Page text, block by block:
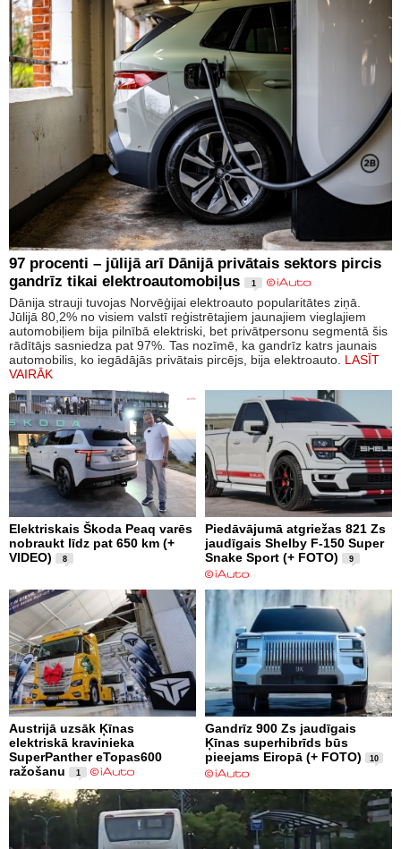
97 procenti – jūlijā arī Dānijā privātais sektors pircis
gandrīz tikai elektroautomobiļus
1
Dānija strauji tuvojas Norvēģijai elektroauto popularitātes ziņā.
Jūlijā 80,2% no visiem valstī reģistrētajiem jaunajiem vieglajiem
automobiļiem bija pilnībā elektriski, bet privātpersonu segmentā šis
rādītājs sasniedza pat 97%. Tas nozīmē, ka gandrīz katrs jaunais
automobilis, ko iegādājās privātais pircējs, bija elektroauto. LASĪT
VAIRĀK
Elektriskais Škoda Peaq varēs
nobraukt līdz pat 650 km (+
VIDEO)
8
Piedāvājumā atgriežas 821 Zs
jaudīgais Shelby F-150 Super
Snake Sport (+ FOTO)
9
Austrijā uzsāk Ķīnas
elektriskā kravinieka
SuperPanther eTopas600
ražošanu
1
Gandrīz 900 Zs jaudīgais
Ķīnas superhibrīds būs
pieejams Eiropā (+ FOTO)
10